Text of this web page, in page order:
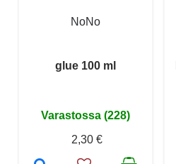
NoNo
glue 100 ml
Varastossa (228)
2,30 €